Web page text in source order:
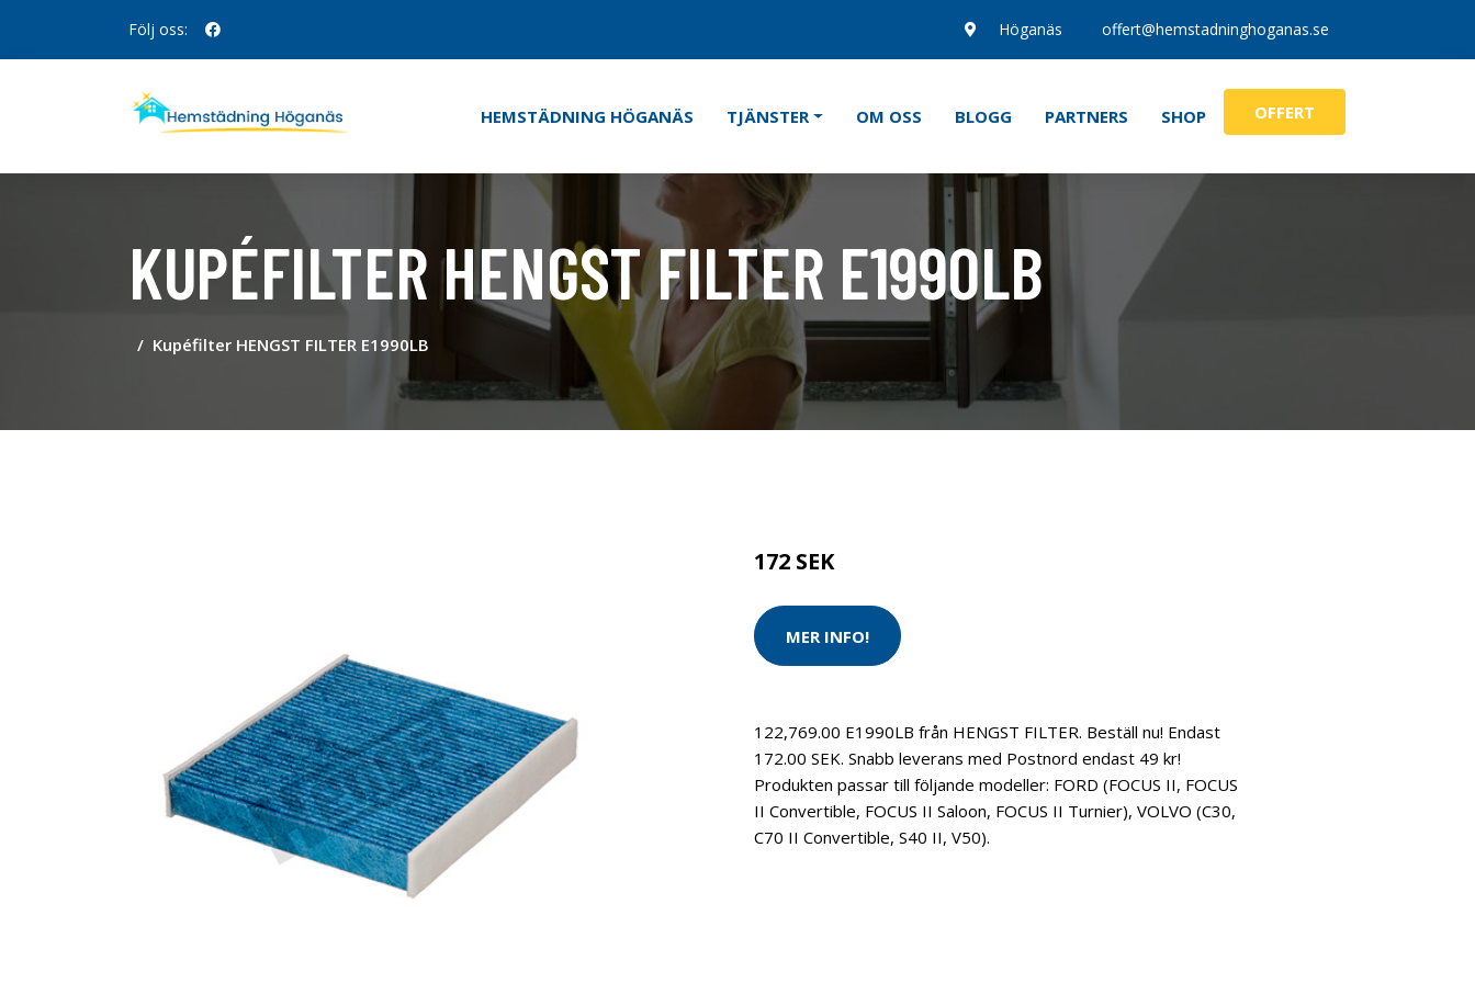
Följ oss: Höganäs offert@hemstadninghoganas.se
HEMSTÄDNING HÖGANÄS TJÄNSTER OM OSS BLOGG PARTNERS SHOP OFFERT
KUPÉFILTER HENGST FILTER E1990LB
Kupéfilter HENGST FILTER E1990LB
172 SEK
MER INFO!
122,769.00 E1990LB från HENGST FILTER. Beställ nu! Endast
172.00 SEK. Snabb leverans med Postnord endast 49 kr!
Produkten passar till följande modeller: FORD (FOCUS II, FOCUS
II Convertible, FOCUS II Saloon, FOCUS II Turnier), VOLVO (C30,
C70 II Convertible, S40 II, V50).